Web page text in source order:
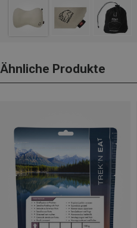
Ähnliche Produkte